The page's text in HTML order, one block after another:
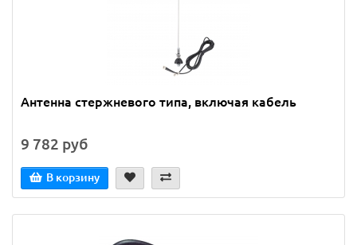
Антенна стержневого типа, включая кабель
9 782 руб
В корзину